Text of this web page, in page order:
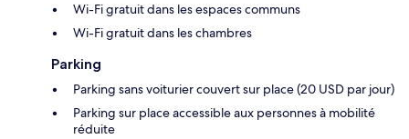
Wi-Fi gratuit dans les espaces communs
Wi-Fi gratuit dans les chambres
Parking
Parking sans voiturier couvert sur place (20 USD par jour)
Parking sur place accessible aux personnes à mobilité
réduite